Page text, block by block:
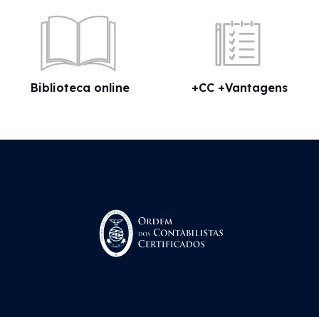
Biblioteca online +CC +Vantagens